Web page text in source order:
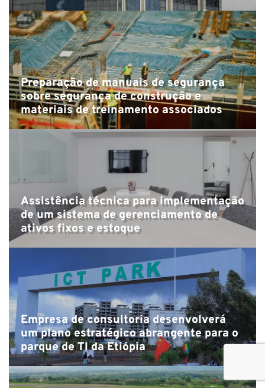
Preparação de manuais de segurança
sobre segurança de construção e
materiais de treinamento associados
Assistência técnica para implementação
de um sistema de gerenciamento de
ativos fixos e estoque
Empresa de consultoria desenvolverá
um plano estratégico abrangente para o
parque de TI da Etiópia